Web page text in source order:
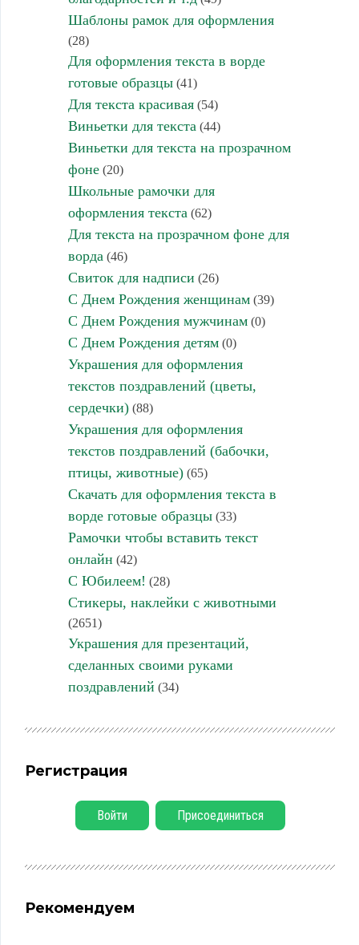
Шаблоны рамок для оформления
(28)
Для оформления текста в ворде
готовые образцы(41)
Для текста красивая(54)
Виньетки для текста (44)
Виньетки для текста на прозрачном
фоне(20)
Школьные рамочки для
оформления текста (62)
Для текста на прозрачном фоне для
ворда (46)
Свиток для надписи (26)
С Днем Рождения женщинам(39)
С Днем Рождения мужчинам(0)
С Днем Рождения детям(0)
Украшения для оформления
текстов поздравлений (цветы,
сердечки)(88)
Украшения для оформления
текстов поздравлений (бабочки,
птицы, животные)(65)
Скачать для оформления текста в
ворде готовые образцы(33)
Рамочки чтобы вставить текст
онлайн (42)
С Юбилеем! (28)
Стикеры, наклейки с животными
(2651)
Украшения для презентаций,
сделанных своими руками
поздравлений (34)
Регистрация
Войти Присоединиться
Рекомендуем